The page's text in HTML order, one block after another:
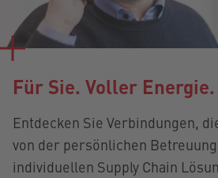
Für Sie. Voller Energie.
Entdecken Sie Verbindungen,
von der persönlichen
individuellen Supply Chain